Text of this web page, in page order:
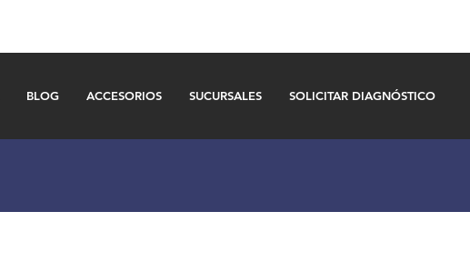
BLOG ACCESORIOS SUCURSALES SOLICITAR DIAGNÓSTICO